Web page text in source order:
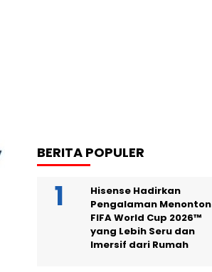
BERITA POPULER
Hisense Hadirkan
Pengalaman Menonton
FIFA World Cup 2026™
yang Lebih Seru dan
Imersif dari Rumah